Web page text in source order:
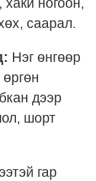
ногоон,
саарал.
Нэг өнгөөр
дээр
шорт
гар